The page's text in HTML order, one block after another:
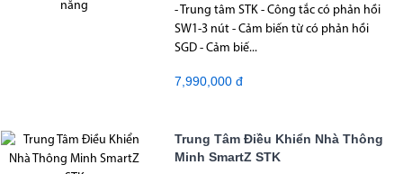
- Trung tâm STK - Công tắc có phản hồi
SW1-3 nút - Cảm biến từ có phản hồi
SGD - Cảm biế...
7,990,000 đ
Trung Tâm Điều Khiển Nhà Thông
Minh SmartZ STK